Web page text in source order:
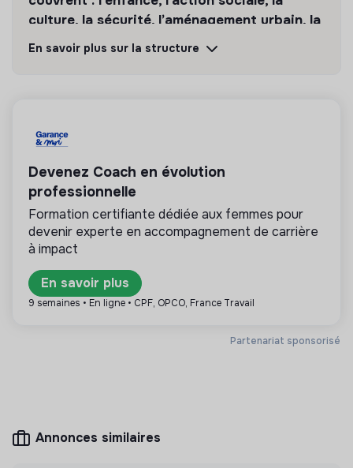
culture, la sécurité, l’aménagement urbain, la
transition numérique etc.
💡 Service public ou d’utilité publique
Cette structure est publique (collectivité
territoriale, agence d’Etat, ministère, …) ou sa
mission est d’intérêt général : énergie, gestion de
l’eau et des déchets.
Plus d'informations
Mesure d'impact
En savoir plus sur la structure
Partenariat sponsorisé
Devenez Coach en évolution
professionnelle
Formation certifiante dédiée aux femmes pour
devenir experte en accompagnement de carrière
à impact
En savoir plus
9 semaines • En ligne • CPF, OPCO, France Travail
Annonces similaires